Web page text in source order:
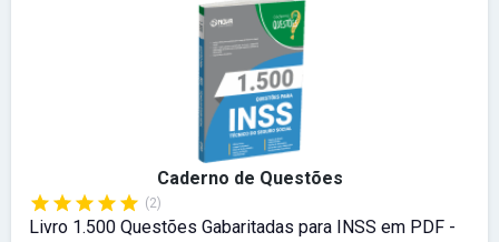
Caderno de Questões
(2)
Livro 1.500 Questões Gabaritadas para INSS em PDF -